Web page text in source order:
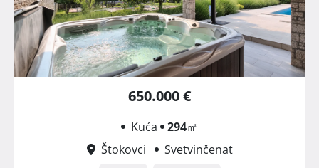
650.000 €
Kuća 294㎡
Štokovci
Svetvinčenat